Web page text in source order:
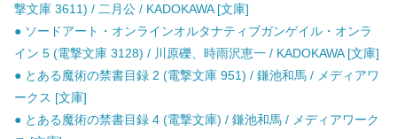
撃文庫 3611) / 二月公 / KADOKAWA [文庫]
● ソードアート・オンラインオルタナティブガンゲイル・オンラ
イン 5 (電撃文庫 3128) / 川原礫、時雨沢恵一 / KADOKAWA [文庫]
● とある魔術の禁書目録 2 (電撃文庫 951) / 鎌池和馬 / メディアワ
ークス [文庫]
● とある魔術の禁書目録 4 (電撃文庫) / 鎌池和馬 / メディアワーク